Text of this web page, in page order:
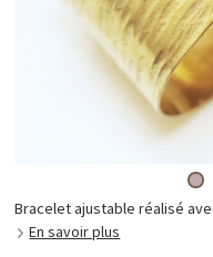
Bracelet ajustable réalisé
En savoir plus